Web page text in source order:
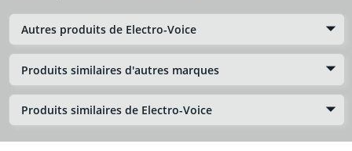
Autres produits de Electro-Voice
Produits similaires d'autres marques
Produits similaires de Electro-Voice